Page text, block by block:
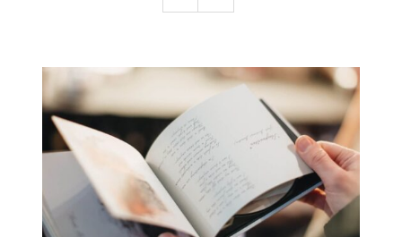
Blog
Verónica Leija
Alumnos
Contáctame
SELECCIONAR OPCIONES
DETAILS